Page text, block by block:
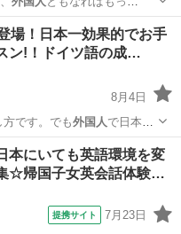
場！日本一効果的でお手
ン!！ドイツ語の成…
8月4日
です。でも外国人 で日本語
は学ばなくてはいけ…
本にいても英語環境を変
☆帰国子女英会話体験…
提携サイト 7月23日